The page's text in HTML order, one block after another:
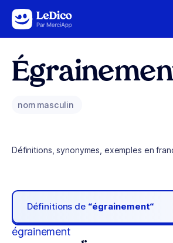
Aller au contenu
nom masculin
Définitions, synonymes, exemples en
Définitions de “égrainement“
égrainement